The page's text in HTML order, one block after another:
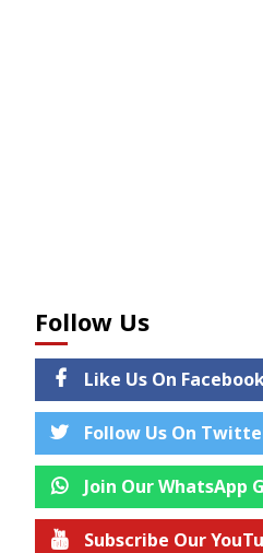
Follow Us
Like Us On
Follow Us On
Join Our WhatsApp
Subscribe Our